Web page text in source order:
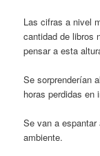
Las cifras a nivel
cantidad de libros
pensar a esta
Se sorprenderían
horas perdidas en
Se van a
ambiente.